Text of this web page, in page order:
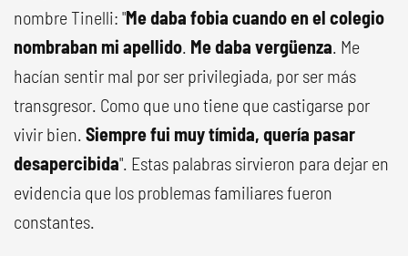
nombre Tinelli: "Me daba fobia cuando en el colegio
nombraban mi apellido. Me daba vergüenza. Me
hacían sentir mal por ser privilegiada, por ser más
transgresor. Como que uno tiene que castigarse por
vivir bien. Siempre fui muy tímida, quería pasar
desapercibida". Estas palabras sirvieron para dejar en
evidencia que los problemas familiares fueron
constantes.